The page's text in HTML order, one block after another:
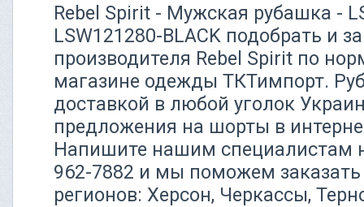
Rebel Spirit - Мужская рубашка -
LSW121280-BLACK подобрать и
производителя Rebel Spirit по
магазине одежды ТКТимпорт.
доставкой в любой уголок
предложения на шорты в
Напишите нашим специалистам
962-7882 и мы поможем
регионов: Херсон, Черкассы,